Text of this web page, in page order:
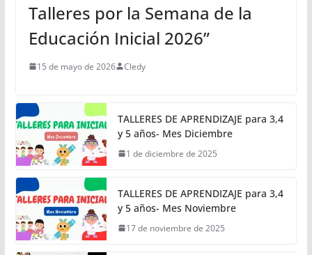
Talleres por la Semana de la
Educación Inicial 2026”
15 de mayo de 2026 Cledy
TALLERES DE APRENDIZAJE para 3,4
y 5 años- Mes Diciembre
1 de diciembre de 2025
TALLERES DE APRENDIZAJE para 3,4
y 5 años- Mes Noviembre
17 de noviembre de 2025